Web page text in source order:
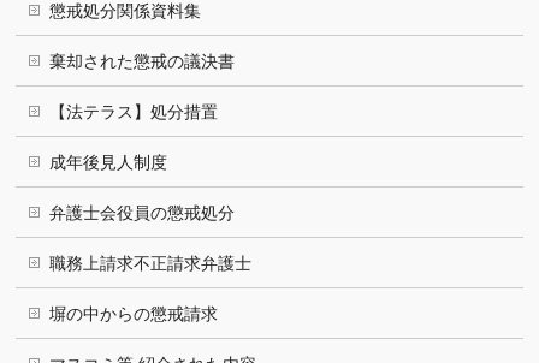
懲戒処分関係資料集
棄却された懲戒の議決書
【法テラス】処分措置
成年後見人制度
弁護士会役員の懲戒処分
職務上請求不正請求弁護士
塀の中からの懲戒請求